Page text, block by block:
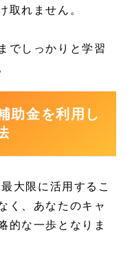
取れません。
でしっかりと学習
助金を利用し
大限に活用するこ
く、あなたのキャ
的な一歩となりま